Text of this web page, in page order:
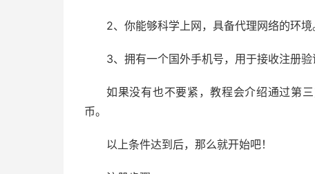
2、你能够科学上网，具备代理网络的环境
3、拥有一个国外手机号，用于接收注册验
如果没有也不要紧，教程会介绍通过第
币。
以上条件达到后，那么就开始吧！